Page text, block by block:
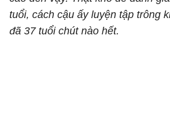
tuổi, cách cậu ấy luyện tập trông
đã 37 tuổi chút nào hết.